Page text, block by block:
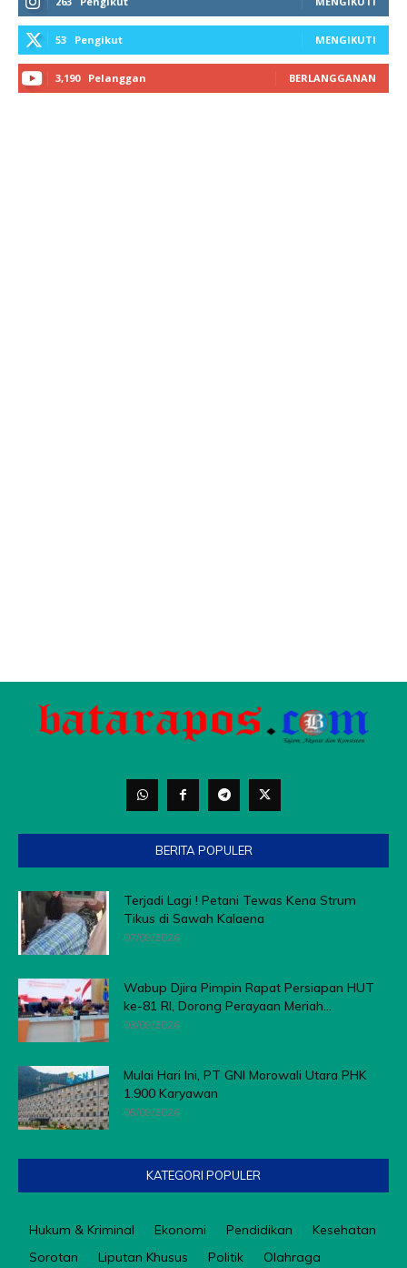
BERITA POPULER
Terjadi Lagi ! Petani Tewas Kena Strum
Tikus di Sawah Kalaena
07/08/2026
Wabup Djira Pimpin Rapat Persiapan HUT
ke-81 RI, Dorong Perayaan Meriah...
03/08/2026
Mulai Hari Ini, PT GNI Morowali Utara PHK
1.900 Karyawan
05/08/2026
KATEGORI POPULER
Hukum & Kriminal Ekonomi Pendidikan
Kesehatan
Sorotan
Liputan Khusus Politik Olahraga